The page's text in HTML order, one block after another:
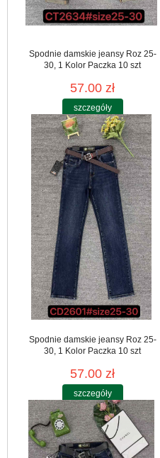
Spodnie damskie jeansy Roz 25-
30, 1 Kolor Paczka 10 szt
57.00 zł
szczegóły
Spodnie damskie jeansy Roz 25-
30, 1 Kolor Paczka 10 szt
57.00 zł
szczegóły